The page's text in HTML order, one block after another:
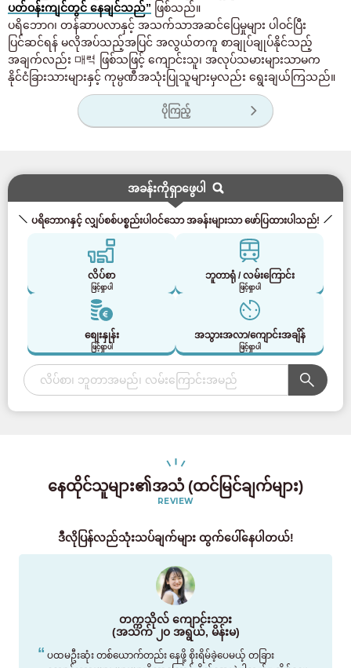
ပတ်ဝန်းကျင်တွင် နေချင်သည်” ဖြစ်သည်။
ပရိဘောဂ၊ တန်ဆာပလာနှင့် အသက်သာအဆင်ပြေမှုများ ပါဝင်ပြီး
ပြင်ဆင်ရန် မလိုအပ်သည့်အပြင် အလွယ်တကူ စာချုပ်ချုပ်နိုင်သည့်
အချက်လည်း 매력 ဖြစ်သဖြင့် ကျောင်းသူ၊ အလုပ်သမားများသာမက
နိုင်ငံခြားသားများနှင့် ကုမ္ပဏီအသုံးပြုသူများမှလည်း ရွေးချယ်ကြသည်။
ပိုကြည့်
အခန်းကိုရှာဖွေပါ
ပရိဘောဂနှင့် လျှပ်စစ်ပစ္စည်းပါဝင်သော အခန်းများသာ ဖော်ပြထားပါသည်!
လိပ်စာ
ဖြင့်ရှာပါ
ဘူတာရုံ / လမ်းကြောင်း
ဖြင့်ရှာပါ
စျေးနှုန်း
ဖြင့်ရှာပါ
အသွားအလာ/ကျောင်းအချိန်
ဖြင့်ရှာပါ
နေထိုင်သူများ၏အသံ (ထင်မြင်ချက်များ)
REVIEW
ဒီလိုပြန်လည်သုံးသပ်ချက်များ ထွက်ပေါ်နေပါတယ်!
တက္ကသိုလ် ကျောင်းသား
(အသက် ၂၀ အရွယ်, မိန်းမ)
ပထမဦးဆုံး တစ်ယောက်တည်း နေဖို့ စိုးရိမ်ခဲ့ပေမယ့် တခြား